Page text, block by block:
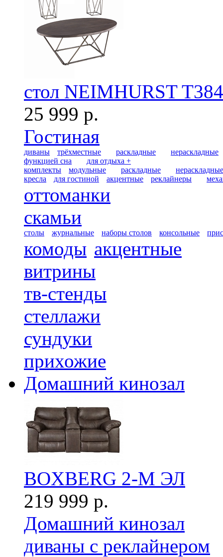
стол NEIMHURST
25 999 р.
Гостиная
диваны трёхместные раскладные
нераскладные
функцией сна
для отдыха +
комплекты
модульные раскладные
нераскладные
кресла
для гостиной акцентные реклайнеры
оттоманки
скамьи
столы журнальные наборы столов консольные
комоды акцентные
витрины
тв-стенды
стеллажи
сундуки
прихожие
Домашний кинозал
BOXBERG 2-М ЭЛ
219 999 р.
Домашний кинозал
диваны с реклайнером